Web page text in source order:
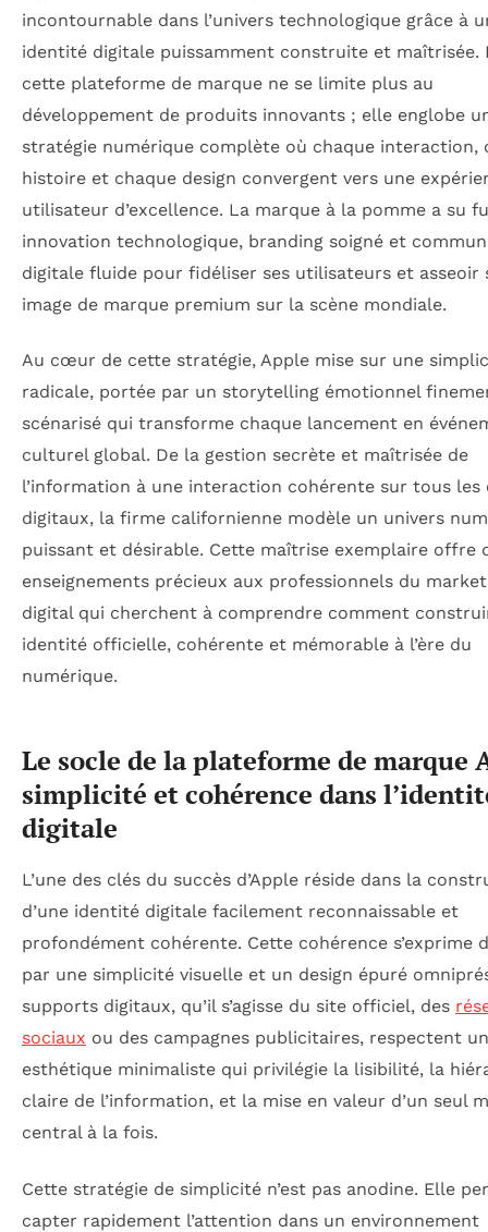
incontournable dans l’univers technologique grâce à
identité digitale puissamment construite et maîtrisée.
cette plateforme de marque ne se limite plus au
développement de produits innovants ; elle englobe
stratégie numérique complète où chaque interaction,
histoire et chaque design convergent vers une
utilisateur d’excellence. La marque à la pomme a su
innovation technologique, branding soigné et
digitale fluide pour fidéliser ses utilisateurs et asseoir
image de marque premium sur la scène mondiale.
Au cœur de cette stratégie, Apple mise sur une
radicale, portée par un storytelling émotionnel
scénarisé qui transforme chaque lancement en
culturel global. De la gestion secrète et maîtrisée de
l’information à une interaction cohérente sur tous les
digitaux, la firme californienne modèle un univers
puissant et désirable. Cette maîtrise exemplaire offre
enseignements précieux aux professionnels du
digital qui cherchent à comprendre comment
identité officielle, cohérente et mémorable à l’ère du
numérique.
Le socle de la plateforme de marque
simplicité et cohérence dans
digitale
L’une des clés du succès d’Apple réside dans la
d’une identité digitale facilement reconnaissable et
profondément cohérente. Cette cohérence s’exprime
par une simplicité visuelle et un design épuré
supports digitaux, qu’il s’agisse du site officiel, des
sociaux ou des campagnes publicitaires, respectent
esthétique minimaliste qui privilégie la lisibilité, la
claire de l’information, et la mise en valeur d’un seul
central à la fois.
Cette stratégie de simplicité n’est pas anodine. Elle
capter rapidement l’attention dans un environnement